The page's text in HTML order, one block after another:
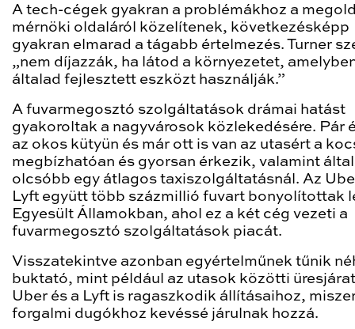
A tech-cégek gyakran a problémákhoz a
mérnöki oldaláról közelítenek, következésképp
gyakran elmarad a tágabb értelmezés. Turner
„nem díjazzák, ha látod a környezetet,
általad fejlesztett eszközt használják.”
A fuvarmegosztó szolgáltatások drámai hatást
gyakoroltak a nagyvárosok közlekedésére. Pár
az okos kütyün és már ott is van az utasért a
megbízhatóan és gyorsan érkezik, valamint
olcsóbb egy átlagos taxiszolgáltatásnál. Az
Lyft együtt több százmillió fuvart bonyolítottak
Egyesült Államokban, ahol ez a két cég vezeti a
fuvarmegosztó szolgáltatások piacát.
Visszatekintve azonban egyértelműnek tűnik
buktató, mint például az utasok közötti
Uber és a Lyft is ragaszkodik állításaihoz,
forgalmi dugókhoz kevéssé járulnak hozzá.